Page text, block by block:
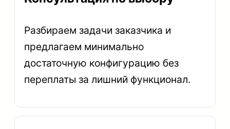
Разбираем задачи заказчика и
предлагаем минимально
достаточную конфигурацию без
переплаты за лишний функционал.